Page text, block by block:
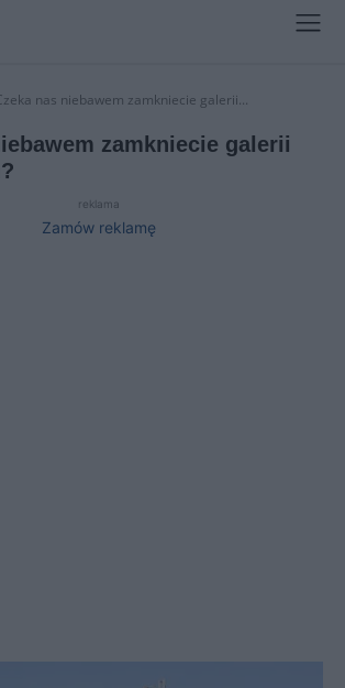
nas niebawem zamkniecie galerii...
zamkniecie galerii
reklama
Zamów reklamę